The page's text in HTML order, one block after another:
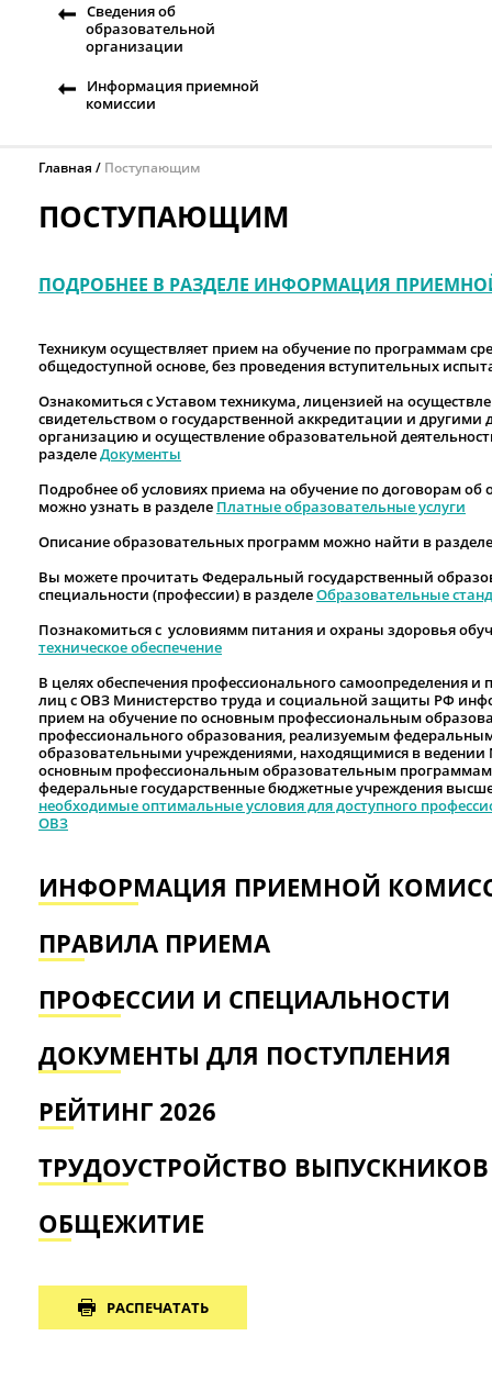
Сведения об
образовательной
организации
Информация приемной
комиссии
Главная Поступающим
ПОСТУПАЮЩИМ
ПОДРОБНЕЕ В РАЗДЕЛЕ ИНФОРМАЦИЯ
Техникум осуществляет прием на обучение по программам
общедоступной основе, без проведения вступительных
Ознакомиться с Уставом техникума, лицензией на
свидетельством о государственной аккредитации и
организацию и осуществление образовательной
разделеДокументы
Подробнее об условиях приема на обучение по договорам
можно узнать в разделе Платные образовательные услуги
Описание образовательных программ можно найти в
Вы можете прочитать Федеральный государственный
специальности (профессии) в разделеОбразовательные
Познакомиться с условиямм питания и охраны здоровья
техническое обеспечение
В целях обеспечения профессионального самоопределения и
лиц с ОВЗ Министерство труда и социальной защиты РФ
прием на обучение по основным профессиональным
профессионального образования, реализуемым
образовательными учреждениями, находящимися в ведении
основным профессиональным образовательным
федеральные государственные бюджетные учреждения
необходимые оптимальные условия для доступного
ОВЗ
ИНФОРМАЦИЯ ПРИЕМНОЙ
ПРАВИЛА ПРИЕМА
ПРОФЕССИИ И СПЕЦИАЛЬНОСТИ
ДОКУМЕНТЫ ДЛЯ ПОСТУПЛЕНИЯ
РЕЙТИНГ 2026
ТРУДОУСТРОЙСТВО ВЫПУСКНИКОВ
ОБЩЕЖИТИЕ
РАСПЕЧАТАТЬ